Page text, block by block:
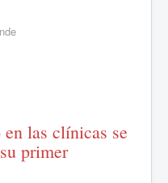
las clínicas se
primer